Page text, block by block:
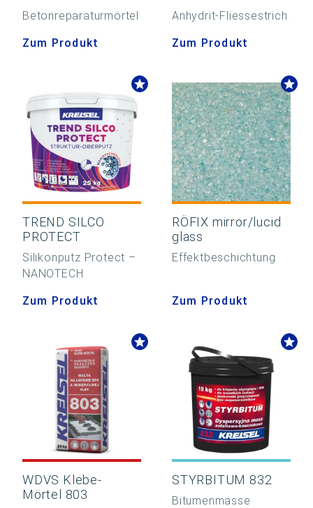
Betonreparaturmörtel
Zum Produkt
Anhydrit-Fliessestrich
Zum Produkt
TREND SILCO
PROTECT
Silikonputz Protect –
NANOTECH
Zum Produkt
RÖFIX mirror/lucid
glass
Effektbeschichtung
Zum Produkt
WDVS Klebe-
Mörtel 803
STYRBITUM 832
Bitumenmasse